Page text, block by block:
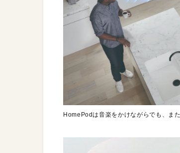
HomePodは音楽をかけながらでも、ま